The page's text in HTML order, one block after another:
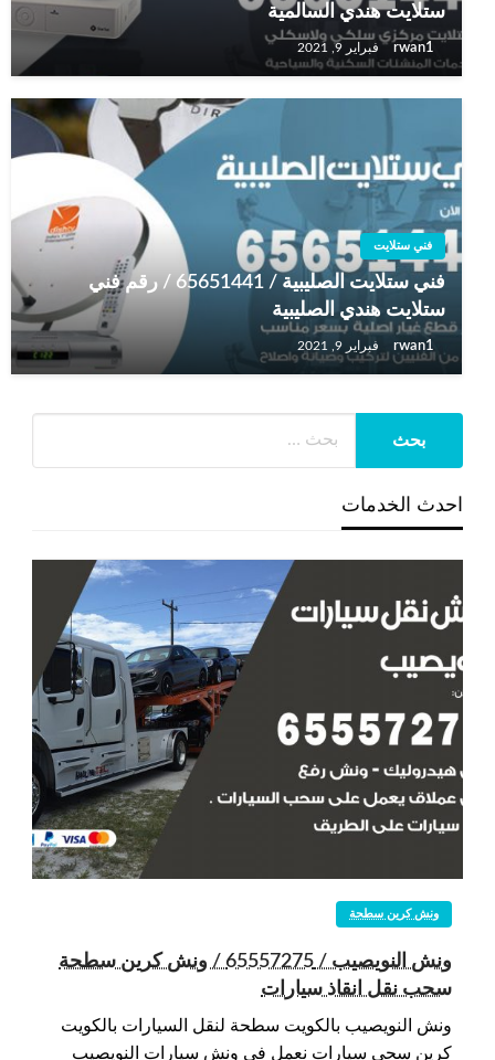
ستلايت هندي السالمية
rwan1 فبراير 9, 2021
فني ستلايت
فني ستلايت الصليبية / 65651441 / رقم فني
ستلايت هندي الصليبية
rwan1 فبراير 9, 2021
احدث الخدمات
ونش كرين سطحة
ونش النويصيب / 65557275 / ونش كرين سطحة
سحب نقل انقاذ سيارات
ونش النويصيب بالكويت سطحة لنقل السيارات بالكويت
كرين سحي سيارات نعمل في ونش سيارات النويصيب